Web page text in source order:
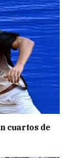
cuartos de